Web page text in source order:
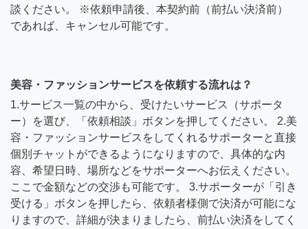
談ください。 ※依頼申請後、本契約前（前払い決済前）
であれば、キャンセル可能です。
美容・ファッションサービスを依頼する流れは？
1.サービス一覧の中から、受けたいサービス（サポータ
ー）を選び、「依頼相談」ボタンを押してください。 2.美
容・ファッションサービスをしてくれるサポーターと直接
個別チャットができるようになりますので、具体的な内
容、希望日時、場所などをサポーターへお伝えください。
ここで金額などの交渉も可能です。 3.サポーターが「引き
受ける」ボタンを押したら、依頼者様側で決済が可能にな
りますので、詳細が決まりましたら、前払い決済をしてく